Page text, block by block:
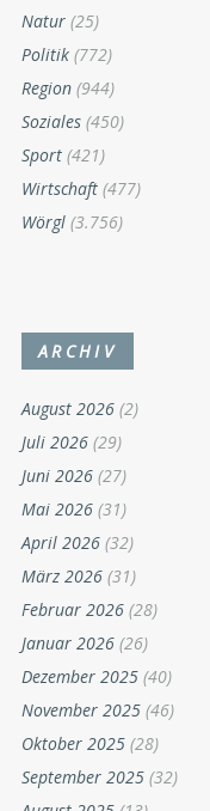
Natur (25)
Politik (772)
Region (944)
Soziales (450)
Sport (421)
Wirtschaft (477)
Wörgl (3.756)
ARCHIV
August 2026 (2)
Juli 2026 (29)
Juni 2026 (27)
Mai 2026 (31)
April 2026 (32)
März 2026 (31)
Februar 2026 (28)
Januar 2026 (26)
Dezember 2025 (40)
November 2025 (46)
Oktober 2025 (28)
September 2025 (32)